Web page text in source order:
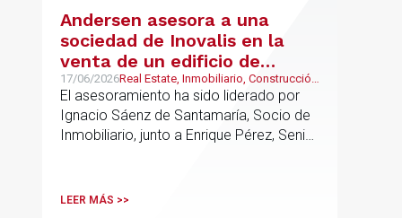
Andersen asesora a una
sociedad de Inovalis en la
venta de un edificio de
oficinas arrendado a Konecta
en Alcobendas
17/06/2026Real Estate, Inmobiliario, Construcción
y Urbanismo
El asesoramiento ha sido liderado por
Ignacio Sáenz de Santamaría, Socio de
Inmobiliario, junto a Enrique Pérez, Senior
LEER MÁS >>